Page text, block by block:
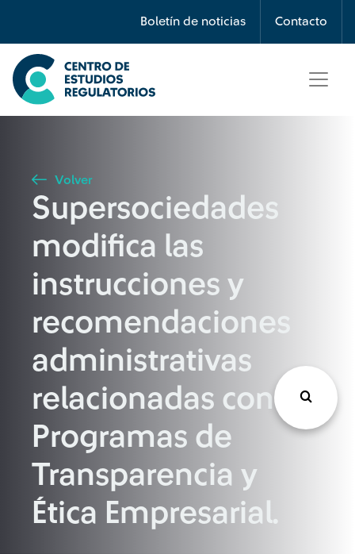
Boletín de noticias Contacto
Búsqueda
Seleccione país
Buscar
Volver
Supersociedades
modifica las
instrucciones y
recomendaciones
administrativas
relacionadas con los
Programas de
Transparencia y
Ética Empresarial.